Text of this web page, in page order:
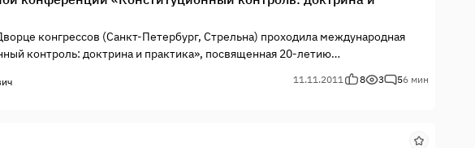
конгрессов (Санкт-Петербург, Стрельна) проходила международная
контроль: доктрина и практика», посвященная 20-летию
докладов участников конференции до сих пор нет в сети, но
на конференции лиц, не менее интересны.
11.11.2011 8 3 56 мин